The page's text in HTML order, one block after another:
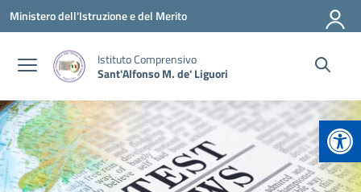
Vai ai contenuti
Vai al menu di navigazione
Vai al footer
Ministero dell'Istruzione e del Merito
Istituto Comprensivo
Sant'Alfonso M. de' Liguori